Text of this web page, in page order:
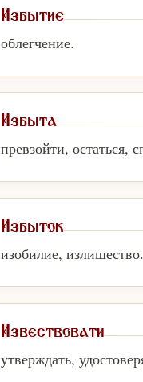
Избытие
облегчение.
Избыта
превзойти, остаться,
Избыток
изобилие, излишество.
Извествовати
утверждать,